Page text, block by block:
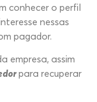
conhecer o perfil
nessas
pagador.
empresa, assim
para recuperar